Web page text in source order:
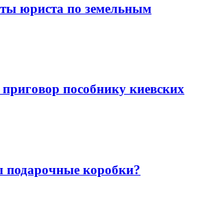
юриста по земельным
пособнику киевских
подарочные коробки?